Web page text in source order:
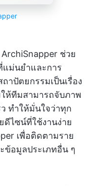
ช่วย
แม่นยำและการ
าปัตยกรรมเป็นเรื่อง
ห้ทีมสามารถจับภาพ
ทำให้มั่นใจว่าทุก
ดีไซน์ที่ใช้งานง่าย
เพื่อติดตามราย
ข้อมูลประเภทอื่น ๆ